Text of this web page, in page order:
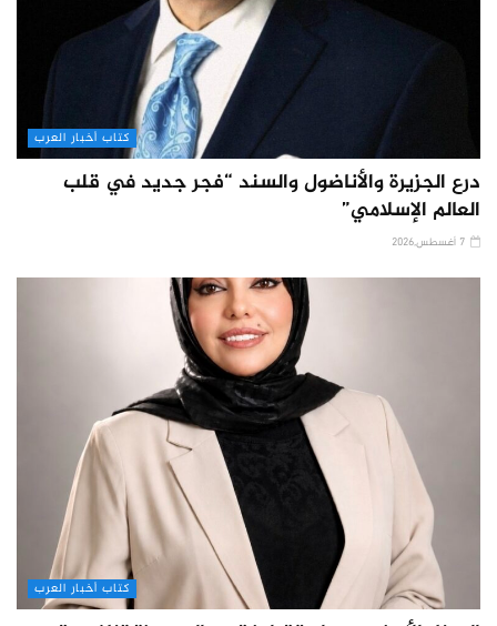
كتاب أخبار العرب
درع الجزيرة والأناضول والسند “فجر جديد في قلب
العالم الإسلامي”
كتاب أخبار العرب